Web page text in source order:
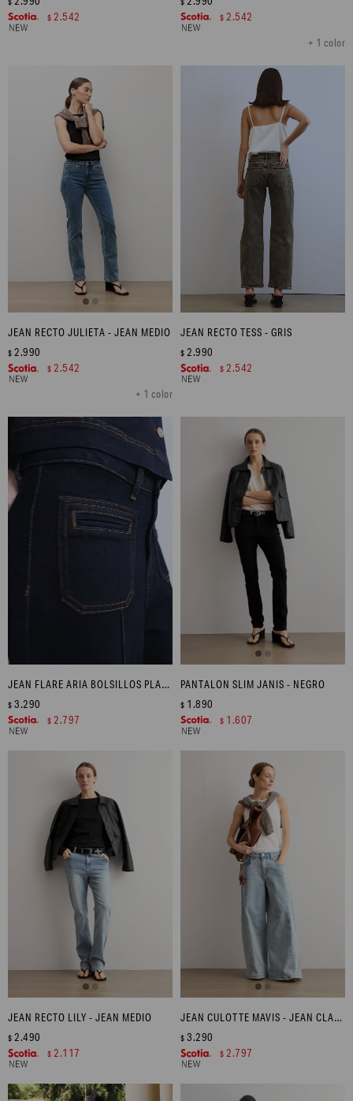
$ 2.542
+ 1 color
$ 2.542
JEAN RECTO JULIETA - JEAN MEDIO
+ 1 color
$ 2.990
$ 2.542
JEAN RECTO TESS - GRIS
$ 2.990
$ 2.542
JEAN FLARE ARIA BOLSILLOS PLAQUÉ - JEAN OSCURO
$ 3.290
$ 2.797
PANTALON SLIM JANIS - NEGRO
$ 1.890
$ 1.607
JEAN RECTO LILY - JEAN MEDIO
$ 2.490
$ 2.117
JEAN CULOTTE MAVIS - JEAN CLARO
$ 3.290
$ 2.797